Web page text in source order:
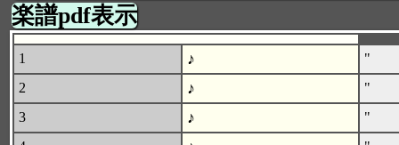
楽譜pdf表示
1 ♪
"
2
♪
"
3
♪
"